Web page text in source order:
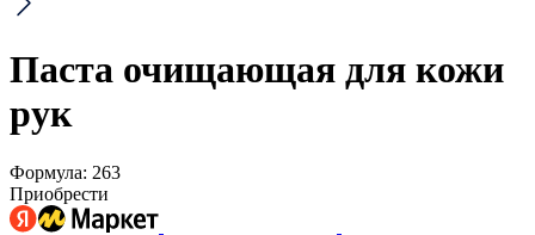
Паста очищающая для кожи
рук
Формула: 263
Приобрести